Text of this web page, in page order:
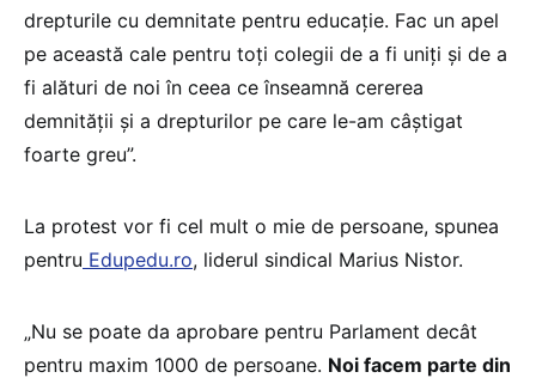
drepturile cu demnitate pentru educație. Fac un apel
pe această cale pentru toți colegii de a fi uniți și de a
fi alături de noi în ceea ce înseamnă cererea
demnității și a drepturilor pe care le-am câștigat
foarte greu”.
La protest vor fi cel mult o mie de persoane, spunea
pentru Edupedu.ro, liderul sindical Marius Nistor.
„Nu se poate da aprobare pentru Parlament decât
pentru maxim 1000 de persoane. Noi facem parte din